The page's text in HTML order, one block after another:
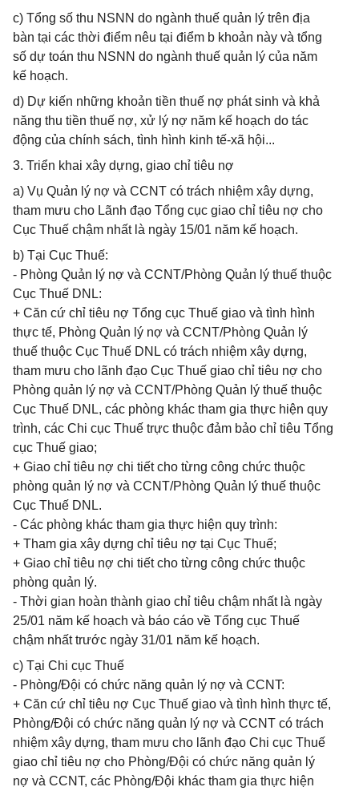
c) Tổng số thu NSNN do ngành thuế quản lý trên địa
bàn tại các thời điểm nêu tại điểm b khoản này và tổng
số dự toán thu NSNN do ngành thuế quản lý của năm
kế hoạch.
d) Dự kiến những khoản tiền thuế nợ phát sinh và khả
năng thu tiền thuế nợ, xử lý nợ năm kế hoạch do tác
động của chính sách, tình hình kinh tế-xã hội...
3. Triển khai xây dựng, giao chỉ tiêu nợ
a) Vụ Quản lý nợ và CCNT có trách nhiệm xây dựng,
tham mưu cho Lãnh đạo Tổng cục giao chỉ tiêu nợ cho
Cục Thuế chậm nhất là ngày 15/01 năm kế hoạch.
b) Tại Cục Thuế:
- Phòng Quản lý nợ và CCNT/Phòng Quản lý thuế thuộc
Cục Thuế DNL:
+ Căn cứ chỉ tiêu nợ Tổng cục Thuế giao và tình hình
thực tế, Phòng Quản lý nợ và CCNT/Phòng Quản lý
thuế thuộc Cục Thuế DNL có trách nhiệm xây dựng,
tham mưu cho lãnh đạo Cục Thuế giao chỉ tiêu nợ cho
Phòng quản lý nợ và CCNT/Phòng Quản lý thuế thuộc
Cục Thuế DNL, các phòng khác tham gia thực hiện quy
trình, các Chi cục Thuế trực thuộc đảm bảo chỉ tiêu Tổng
cục Thuế giao;
+ Giao chỉ tiêu nợ chi tiết cho từng công chức thuộc
phòng quản lý nợ và CCNT/Phòng Quản lý thuế thuộc
Cục Thuế DNL.
- Các phòng khác tham gia thực hiện quy trình:
+ Tham gia xây dựng chỉ tiêu nợ tại Cục Thuế;
+ Giao chỉ tiêu nợ chi tiết cho từng công chức thuộc
phòng quản lý.
- Thời gian hoàn thành giao chỉ tiêu chậm nhất là ngày
25/01 năm kế hoạch và báo cáo về Tổng cục Thuế
chậm nhất trước ngày 31/01 năm kế hoạch.
c) Tại Chi cục Thuế
- Phòng/Đội có chức năng quản lý nợ và CCNT:
+ Căn cứ chỉ tiêu nợ Cục Thuế giao và tình hình thực tế,
Phòng/Đội có chức năng quản lý nợ và CCNT có trách
nhiệm xây dựng, tham mưu cho lãnh đạo Chi cục Thuế
giao chỉ tiêu nợ cho Phòng/Đội có chức năng quản lý
nợ và CCNT, các Phòng/Đội khác tham gia thực hiện